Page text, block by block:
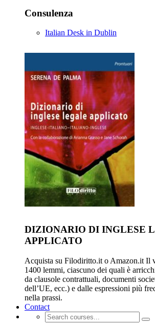
Consulenza
Italian Desk in Dublin
DIZIONARIO DI INGLESE
APPLICATO
Acquista su Filodiritto.it o Amazon.it Il
1400 lemmi, ciascuno dei quali è
da clausole contrattuali, documenti
dell’UE, ecc.) e dalle espressioni più
nella prassi.
Contact